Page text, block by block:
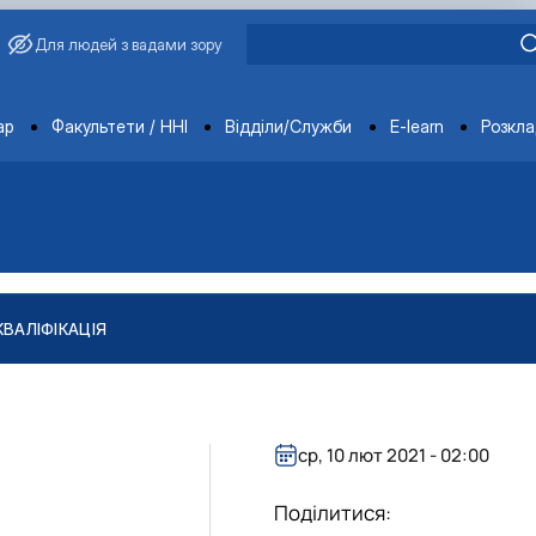
Для людей з вадами зору
Факультети / ННІ Відділи/Служби E-learn
якістю і безпечністю продукції …ср, 10 лют 2021 - 02:00
Поділитися: